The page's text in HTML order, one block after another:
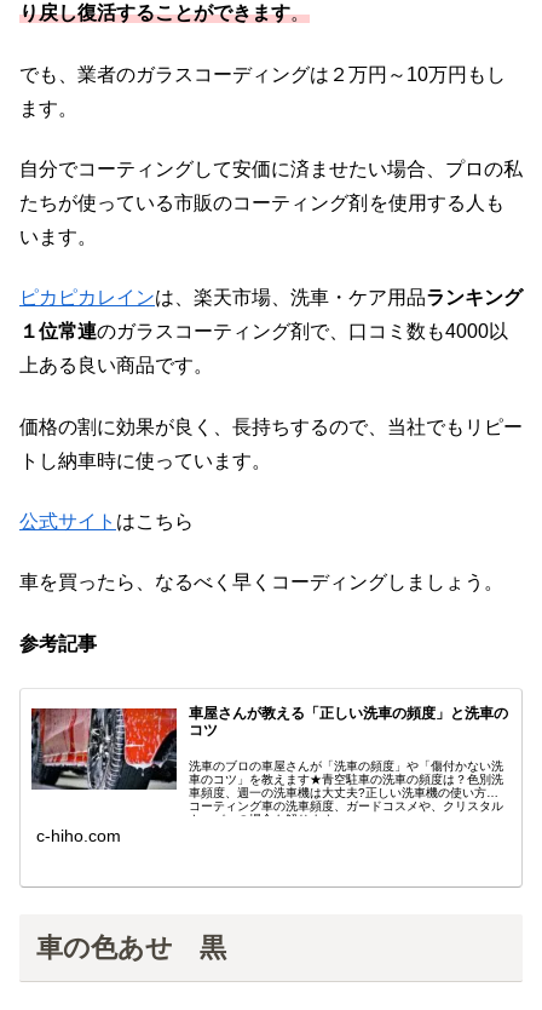
り戻し復活することができます。
でも、業者のガラスコーディングは２万円～10万円もし
ます。
自分でコーティングして安価に済ませたい場合、プロの私
たちが使っている市販のコーティング剤 を使用する人も
います。
ピカピカレインは、楽天市場、洗車・ケア用品ランキング
１位常連のガラスコーティング剤で、口コミ数も4000以
上ある良い商品です。
価格の割に効果が良く、長持ちするので、当社でもリピー
トし納車時に使っています。
公式サイト はこちら
車を買ったら、なるべく早くコーディングしましょう。
参考記事
車屋さんが教える「正しい洗車の頻度」と洗車の
コツ
洗車のブロの車屋さんが「洗車の頻度」や「傷付かない洗
車のコツ」を教えます★青空駐車の洗車の頻度は？色別洗
車頻度、週一の洗車機は大丈夫?正しい洗車機の使い方、
コーティング車の洗車頻度、ガードコスメや、クリスタル
キーパーの場合も解ります。
c-hiho.com
車の色あせ 黒